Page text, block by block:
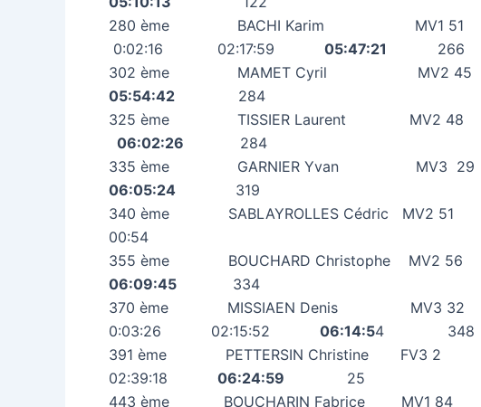
280 ème BACHI Karim
0:02:16 02:17:59 05:47:21 266
302 ème MAMET Cyril
05:54:42 284
325 ème TISSIER Laurent
06:02:26
284
335 ème GARNIER Yvan
06:05:24
319
340 ème SABLAYROLLES Cédric
355 ème BOUCHARD
06:09:45
334
370 ème MISSIAEN Denis
0:03:26 02:15:52 06:14:54 348
391 ème PETTERSIN
02:39:18 06:24:59
25
443 ème BOUCHARIN